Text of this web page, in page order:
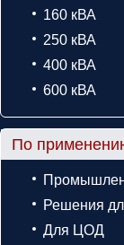
160 кВА
250 кВА
400 кВА
600 кВА
По
Решения
Для ЦОД